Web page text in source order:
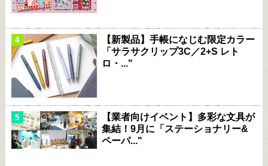
【新製品】手帳になじむ限定カラー
「サラサクリップ3C／2+S レト
ロ・..."
【業者向けイベント】多彩な文具が
集結！9月に「ステーショナリー&
ペーパ..."